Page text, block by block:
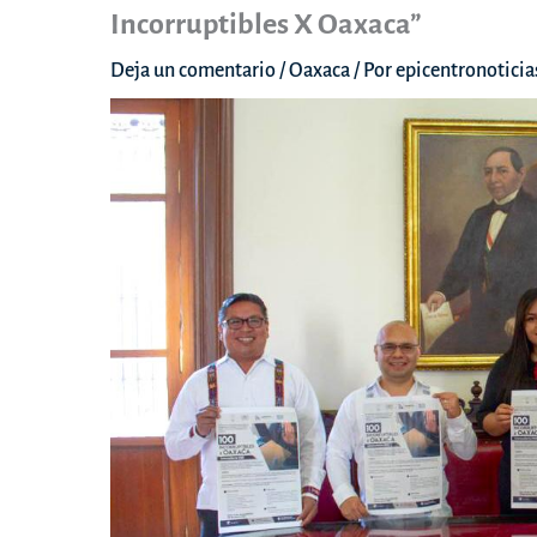
Incorruptibles X Oaxaca”
Deja un comentario/Oaxaca/ Por